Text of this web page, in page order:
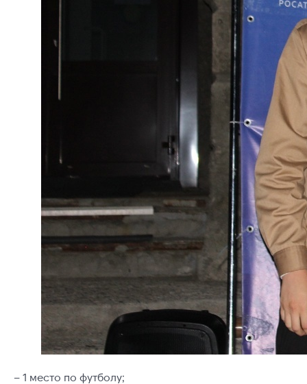
– 1 место по футболу;